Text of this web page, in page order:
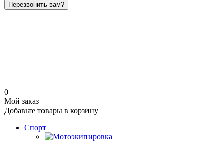
Перезвонить вам?
0
Мой заказ
Добавьте товары в корзину
Спорт